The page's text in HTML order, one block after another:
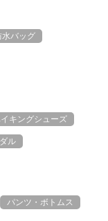
水バッグ
キングシューズ
ル
パンツ・ボトムス